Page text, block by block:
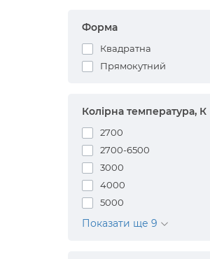
Форма
Квадратна
Прямокутний
Колірна температура, К
2700
2700-6500
3000
4000
5000
Показати ще 9